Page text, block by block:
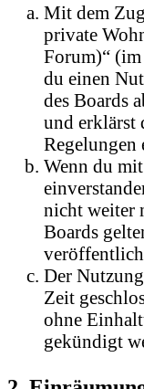
Mit dem
private
Forum)“
du einen
des Boards
und erklärst
Regelungen
Wenn du
nicht weiter
Boards
Der
Zeit
ohne
gekündigt